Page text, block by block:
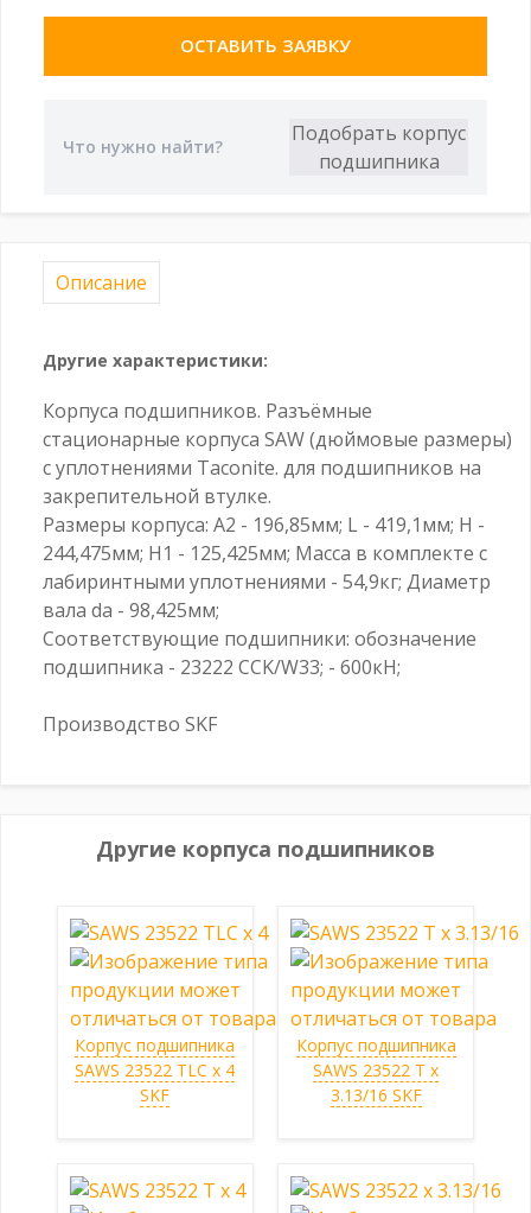
ОСТАВИТЬ ЗАЯВКУ
Описание
Другие характеристики:
Корпуса подшипников. Разъёмные
стационарные корпуса SAW (дюймовые размеры)
с уплотнениями Taconite. для подшипников на
закрепительной втулке.
Размеры корпуса: A2 - 196,85мм; L - 419,1мм; H -
244,475мм; H1 - 125,425мм; Масса в комплекте с
лабиринтными уплотнениями - 54,9кг; Диаметр
вала da - 98,425мм;
Соответствующие подшипники: обозначение
подшипника - 23222 CCK/W33; - 600кН;
Производство SKF
Другие корпуса подшипников
Корпус подшипника
SAWS 23522 TLC x 4
SKF
Корпус подшипника
SAWS 23522 T x
3.13/16 SKF